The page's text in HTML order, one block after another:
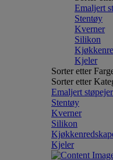
Emaljert
Stentøy
Kverner
Silikon
Kjeler
Sorter etter
Sorter etter
Emaljert
Stentøy
Kverner
Silikon
Kjeler